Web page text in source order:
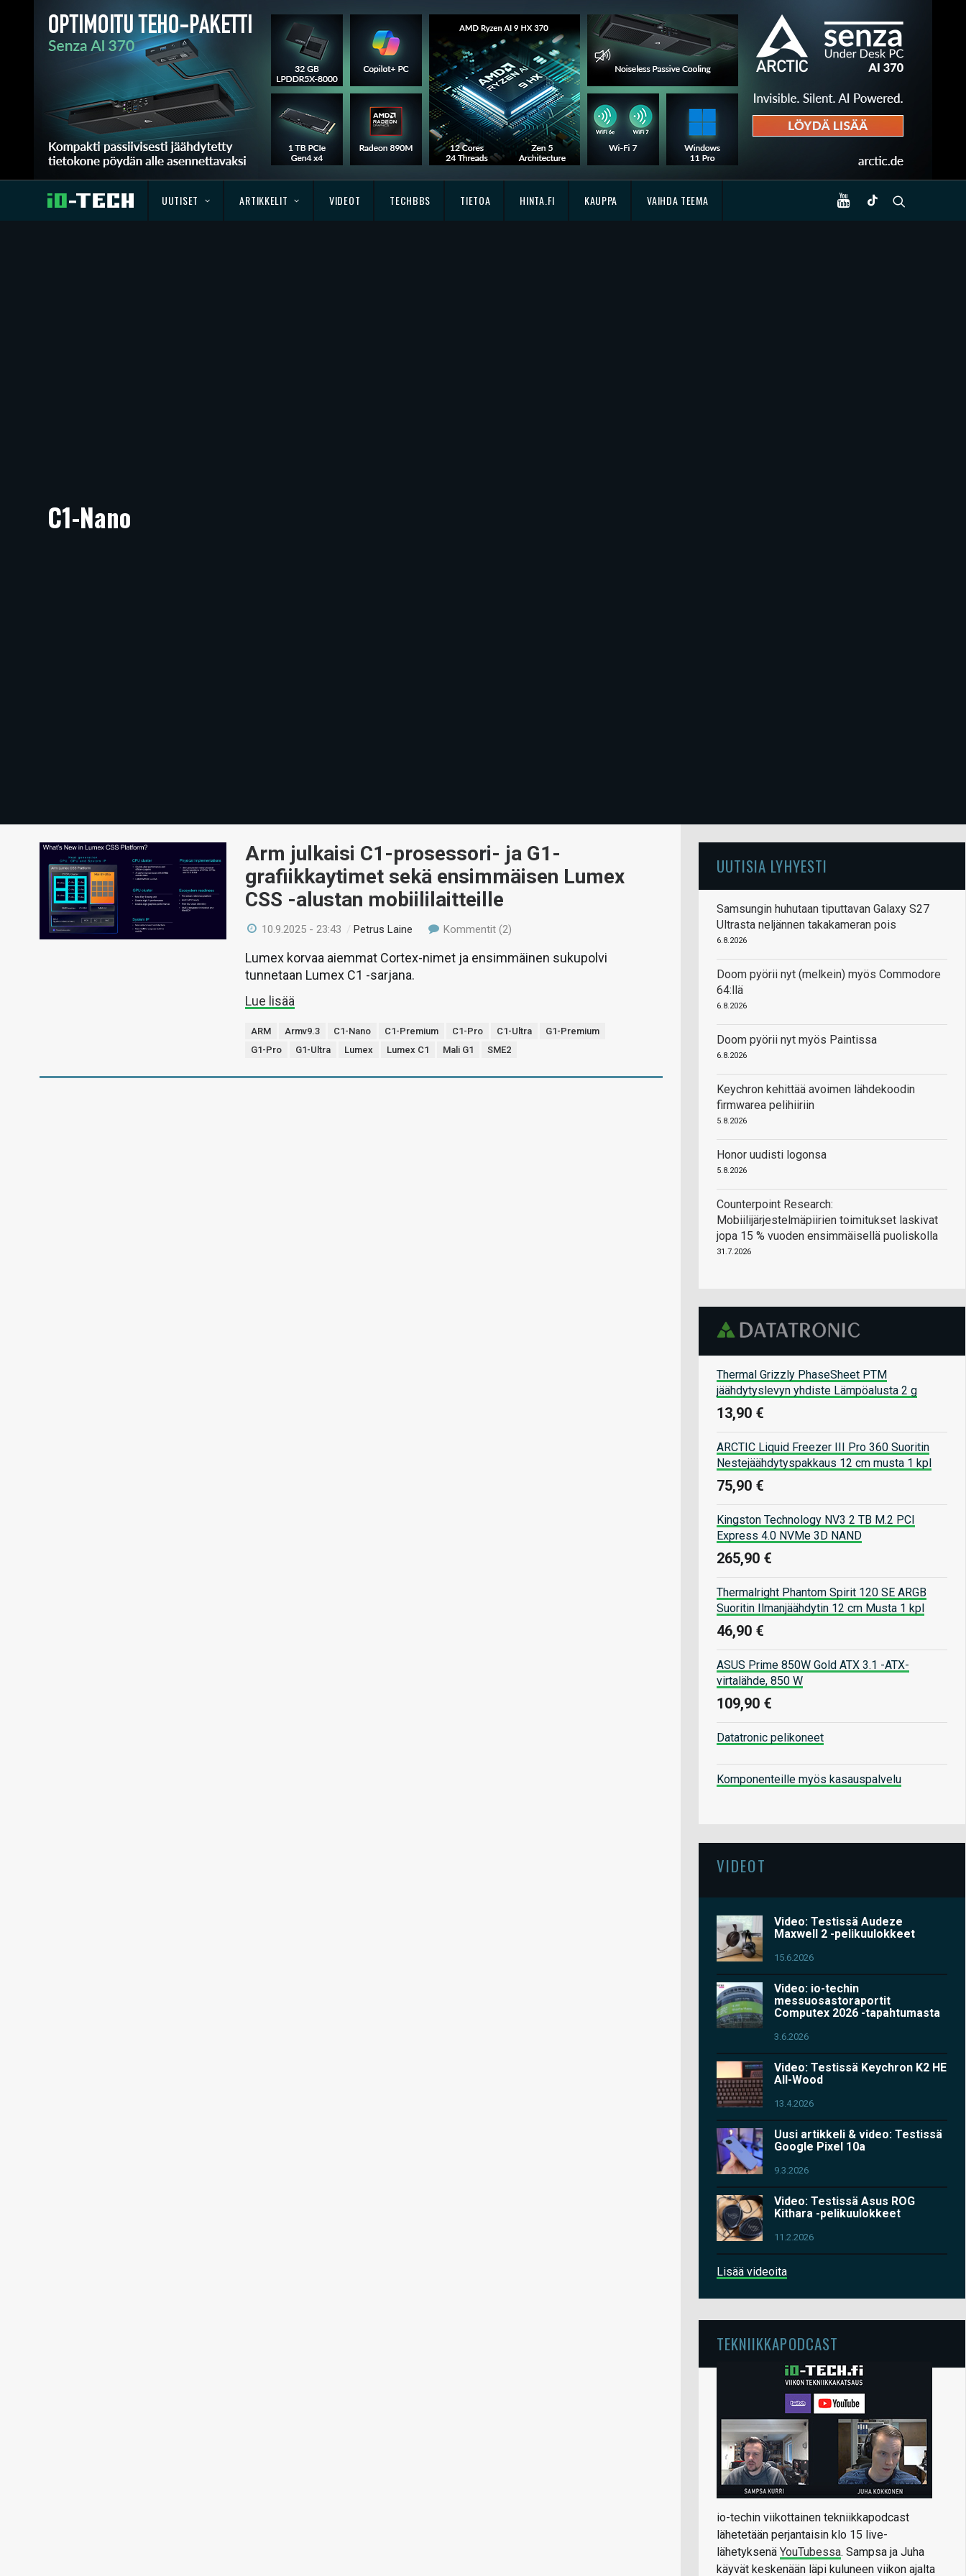
UUTISET ARTIKKELIT VIDEOT TECHBBS TIETOA HINTA.FI KAUPPA VAIHDA TEEMA
C1-Nano
Arm julkaisi C1-prosessori- ja G1-
grafiikkaytimet sekä ensimmäisen Lumex
CSS -alustan mobiililaitteille
10.9.2025 - 23:43 /Petrus Laine Kommentit (2)
Lumex korvaa aiemmat Cortex-nimet ja ensimmäinen sukupolvi
tunnetaan Lumex C1 -sarjana.
Lue lisää
ARM Armv9.3 C1-Nano C1-Premium C1-Pro C1-Ultra
G1-Premium
G1-Pro
G1-Ultra Lumex Lumex C1 Mali G1 SME2
UUTISIA LYHYESTI
Samsungin huhutaan tiputtavan Galaxy S27
Ultrasta neljännen takakameran pois
6.8.2026
Doom pyörii nyt (melkein) myös Commodore
64:llä
6.8.2026
Doom pyörii nyt myös Paintissa
6.8.2026
Keychron kehittää avoimen lähdekoodin
firmwarea pelihiiriin
5.8.2026
Honor uudisti logonsa
5.8.2026
Counterpoint Research:
Mobiilijärjestelmäpiirien toimitukset laskivat
jopa 15 % vuoden ensimmäisellä puoliskolla
31.7.2026
Thermal Grizzly PhaseSheet PTM
jäähdytyslevyn yhdiste Lämpöalusta 2 g
13,90 €
ARCTIC Liquid Freezer III Pro 360 Suoritin
Nestejäähdytyspakkaus 12 cm musta 1 kpl
75,90 €
Kingston Technology NV3 2 TB M.2 PCI
Express 4.0 NVMe 3D NAND
265,90 €
Thermalright Phantom Spirit 120 SE ARGB
Suoritin Ilmanjäähdytin 12 cm Musta 1 kpl
46,90 €
ASUS Prime 850W Gold ATX 3.1 -ATX-
virtalähde, 850 W
109,90 €
Datatronic pelikoneet
Komponenteille myös kasauspalvelu
VIDEOT
Video: Testissä Audeze
Maxwell 2 -pelikuulokkeet
15.6.2026
Video: io-techin
messuosastoraportit
Computex 2026 -tapahtumasta
3.6.2026
Video: Testissä Keychron K2 HE
All-Wood
13.4.2026
Uusi artikkeli & video: Testissä
Google Pixel 10a
9.3.2026
Video: Testissä Asus ROG
Kithara -pelikuulokkeet
11.2.2026
Lisää videoita
TEKNIIKKAPODCAST
io-techin viikottainen tekniikkapodcast
lähetetään perjantaisin klo 15 live-
lähetyksenä YouTubessa. Sampsa ja Juha
käyvät keskenään läpi kuluneen viikon ajalta